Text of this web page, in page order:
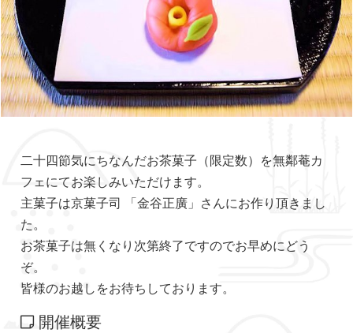
二十四節気にちなんだお茶菓子（限定数）を無鄰菴カ
フェにてお楽しみいただけます。
主菓子は京菓子司 「金谷正廣」さんにお作り頂きまし
た。
お茶菓子は無くなり次第終了ですのでお早めにどう
ぞ。
皆様のお越しをお待ちしております。
開催概要